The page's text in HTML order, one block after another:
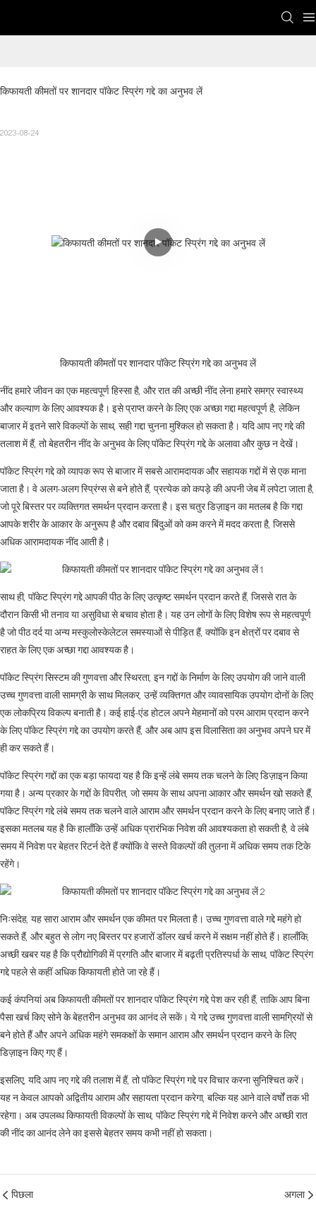
किफायती कीमतों पर शानदार पॉकेट स्प्रिंग गद्दे का अनुभव लें
2023-08-24
किफायती कीमतों पर शानदार पॉकेट स्प्रिंग गद्दे का अनुभव लें
नींद हमारे जीवन का एक महत्वपूर्ण हिस्सा है, और रात की अच्छी नींद लेना हमारे समग्र स्वास्थ्य
और कल्याण के लिए आवश्यक है। इसे प्राप्त करने के लिए एक अच्छा गद्दा महत्वपूर्ण है, लेकिन
बाजार में इतने सारे विकल्पों के साथ, सही गद्दा चुनना मुश्किल हो सकता है। यदि आप नए गद्दे की
तलाश में हैं, तो बेहतरीन नींद के अनुभव के लिए पॉकेट स्प्रिंग गद्दे के अलावा और कुछ न देखें।
पॉकेट स्प्रिंग गद्दे को व्यापक रूप से बाजार में सबसे आरामदायक और सहायक गद्दों में से एक माना
जाता है। वे अलग-अलग स्प्रिंग्स से बने होते हैं, प्रत्येक को कपड़े की अपनी जेब में लपेटा जाता है,
जो पूरे बिस्तर पर व्यक्तिगत समर्थन प्रदान करता है। इस चतुर डिज़ाइन का मतलब है कि गद्दा
आपके शरीर के आकार के अनुरूप है और दबाव बिंदुओं को कम करने में मदद करता है, जिससे
अधिक आरामदायक नींद आती है।
साथ ही, पॉकेट स्प्रिंग गद्दे आपकी पीठ के लिए उत्कृष्ट समर्थन प्रदान करते हैं, जिससे रात के
दौरान किसी भी तनाव या असुविधा से बचाव होता है। यह उन लोगों के लिए विशेष रूप से महत्वपूर्ण
है जो पीठ दर्द या अन्य मस्कुलोस्केलेटल समस्याओं से पीड़ित हैं, क्योंकि इन क्षेत्रों पर दबाव से
राहत के लिए एक अच्छा गद्दा आवश्यक है।
पॉकेट स्प्रिंग सिस्टम की गुणवत्ता और स्थिरता, इन गद्दों के निर्माण के लिए उपयोग की जाने वाली
उच्च गुणवत्ता वाली सामग्री के साथ मिलकर, उन्हें व्यक्तिगत और व्यावसायिक उपयोग दोनों के लिए
एक लोकप्रिय विकल्प बनाती है। कई हाई-एंड होटल अपने मेहमानों को परम आराम प्रदान करने
के लिए पॉकेट स्प्रिंग गद्दे का उपयोग करते हैं, और अब आप इस विलासिता का अनुभव अपने घर में
ही कर सकते हैं।
पॉकेट स्प्रिंग गद्दों का एक बड़ा फायदा यह है कि इन्हें लंबे समय तक चलने के लिए डिज़ाइन किया
गया है। अन्य प्रकार के गद्दों के विपरीत, जो समय के साथ अपना आकार और समर्थन खो सकते हैं,
पॉकेट स्प्रिंग गद्दे लंबे समय तक चलने वाले आराम और समर्थन प्रदान करने के लिए बनाए जाते हैं।
इसका मतलब यह है कि हालाँकि उन्हें अधिक प्रारंभिक निवेश की आवश्यकता हो सकती है, वे लंबे
समय में निवेश पर बेहतर रिटर्न देते हैं क्योंकि वे सस्ते विकल्पों की तुलना में अधिक समय तक टिके
रहेंगे।
निःसंदेह, यह सारा आराम और समर्थन एक कीमत पर मिलता है। उच्च गुणवत्ता वाले गद्दे महंगे हो
सकते हैं, और बहुत से लोग नए बिस्तर पर हजारों डॉलर खर्च करने में सक्षम नहीं होते हैं। हालाँकि,
अच्छी खबर यह है कि प्रौद्योगिकी में प्रगति और बाजार में बढ़ती प्रतिस्पर्धा के साथ, पॉकेट स्प्रिंग
गद्दे पहले से कहीं अधिक किफायती होते जा रहे हैं।
कई कंपनियां अब किफायती कीमतों पर शानदार पॉकेट स्प्रिंग गद्दे पेश कर रही हैं, ताकि आप बिना
पैसा खर्च किए सोने के बेहतरीन अनुभव का आनंद ले सकें। ये गद्दे उच्च गुणवत्ता वाली सामग्रियों से
बने होते हैं और अपने अधिक महंगे समकक्षों के समान आराम और समर्थन प्रदान करने के लिए
डिज़ाइन किए गए हैं।
इसलिए, यदि आप नए गद्दे की तलाश में हैं, तो पॉकेट स्प्रिंग गद्दे पर विचार करना सुनिश्चित करें।
यह न केवल आपको अद्वितीय आराम और सहायता प्रदान करेगा, बल्कि यह आने वाले वर्षों तक भी
रहेगा। अब उपलब्ध किफायती विकल्पों के साथ, पॉकेट स्प्रिंग गद्दे में निवेश करने और अच्छी रात
की नींद का आनंद लेने का इससे बेहतर समय कभी नहीं हो सकता।
पिछला अगला